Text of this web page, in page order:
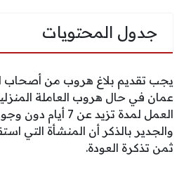
جدول المحتويات
يجب تقديم بلاغ هروب من أصحاب
عمان في حال هروب العاملة
العمل لمدة تزيد عن 7
والجدير بالذكر أن المنشأة التي
ثمن تذكرة العودة.